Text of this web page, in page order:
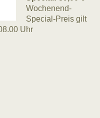
Wochenend-
Special-Preis gilt
Uhr